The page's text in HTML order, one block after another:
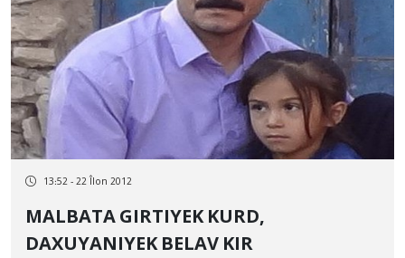
13:52 - 22 Îlon 2012
MALBATA GIRTIYEK KURD,
DAXUYANIYEK BELAV KIR